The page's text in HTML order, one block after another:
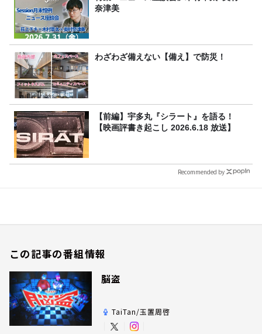
奈津美
わざわざ備えない【備え】で防災！
【前編】宇多丸『シラート』を語る！
【映画評書き起こし 2026.6.18 放送】
Recommended by
この記事の番組情報
脳盗
TaiTan/玉置周啓